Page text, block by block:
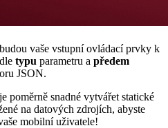
vaše vstupní ovládací prvky k
typu parametru a předem
JSON.
poměrně snadné vytvářet statické
na datových zdrojích, abyste
mobilní uživatele!